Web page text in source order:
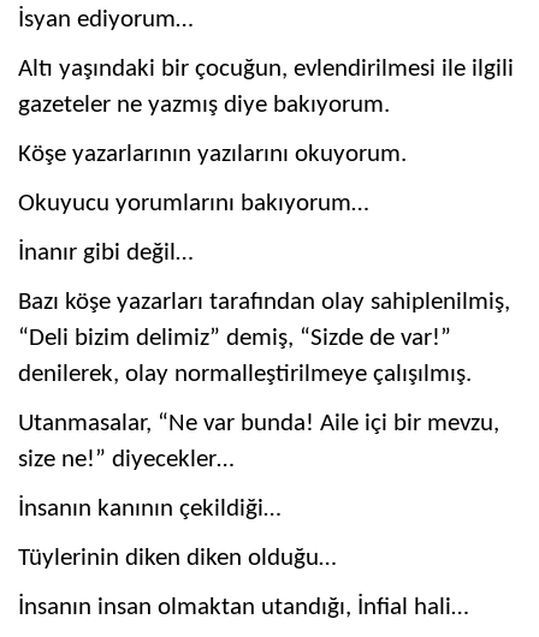
İsyan ediyorum…
Altı yaşındaki bir çocuğun, evlendirilmesi ile ilgili
gazeteler ne yazmış diye bakıyorum.
Köşe yazarlarının yazılarını okuyorum.
Okuyucu yorumlarını bakıyorum…
İnanır gibi değil…
Bazı köşe yazarları tarafından olay sahiplenilmiş,
“Deli bizim delimiz” demiş, “Sizde de var!”
denilerek, olay normalleştirilmeye çalışılmış.
Utanmasalar, “Ne var bunda! Aile içi bir mevzu,
size ne!” diyecekler…
İnsanın kanının çekildiği…
Tüylerinin diken diken olduğu…
İnsanın insan olmaktan utandığı, İnfial hali…